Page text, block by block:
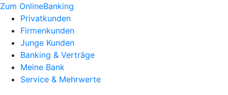
Zum OnlineBanking
Privatkunden
Firmenkunden
Junge Kunden
Banking & Verträge
Meine Bank
Service & Mehrwerte